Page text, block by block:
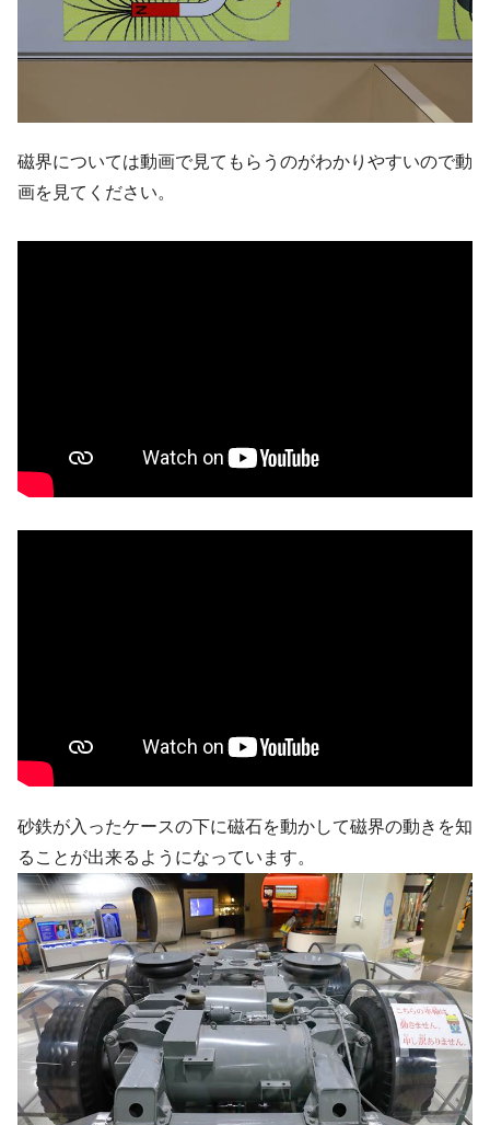
磁界については動画で見てもらうのがわかりやすいので動
画を見てください。
砂鉄が入ったケースの下に磁石を動かして磁界の動きを知
ることが出来るようになっています。